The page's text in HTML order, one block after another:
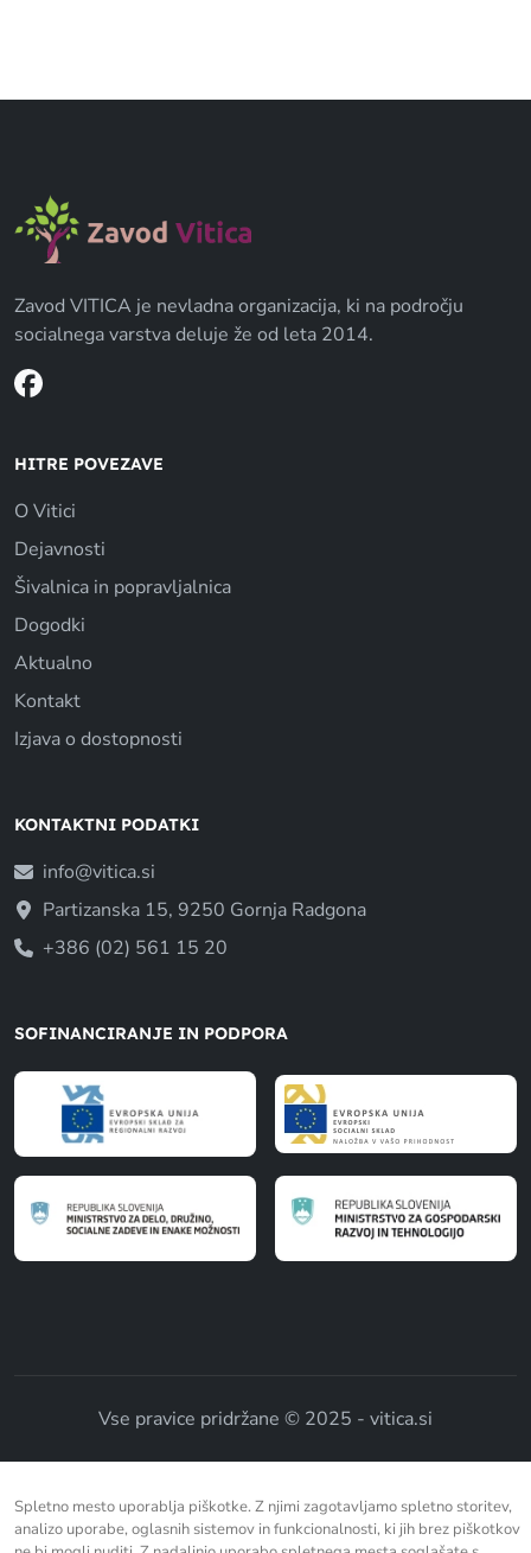
Zavod VITICA je nevladna organizacija, ki na področju
socialnega varstva deluje že od leta 2014.
HITRE POVEZAVE
O Vitici
Dejavnosti
Šivalnica in popravljalnica
Dogodki
Aktualno
Kontakt
Izjava o dostopnosti
KONTAKTNI PODATKI
info@vitica.si
Partizanska 15, 9250 Gornja Radgona
+386 (02) 561 15 20
SOFINANCIRANJE IN PODPORA
Vse pravice pridržane © 2025 - vitica.si
Spletno mesto uporablja piškotke. Z njimi zagotavljamo spletno storitev,
analizo uporabe, oglasnih sistemov in funkcionalnosti, ki jih brez piškotkov